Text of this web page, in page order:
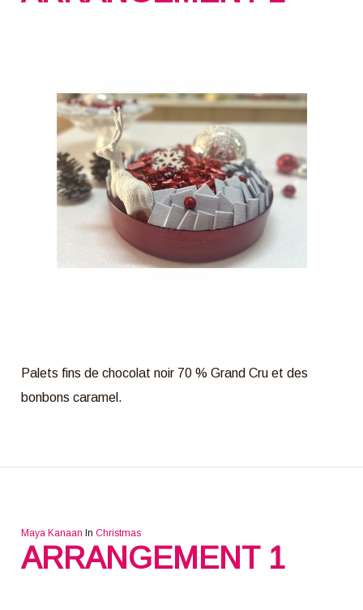
Palets fins de chocolat noir 70 % Grand Cru et des
bonbons caramel.
Maya Kanaan In Christmas
ARRANGEMENT 1